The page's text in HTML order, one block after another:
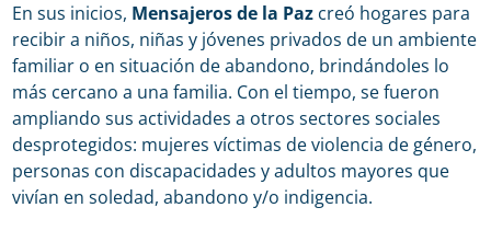
En sus inicios, Mensajeros de la Paz creó hogares para
recibir a niños, niñas y jóvenes privados de un ambiente
familiar o en situación de abandono, brindándoles lo
más cercano a una familia. Con el tiempo, se fueron
ampliando sus actividades a otros sectores sociales
desprotegidos: mujeres víctimas de violencia de género,
personas con discapacidades y adultos mayores que
vivían en soledad, abandono y/o indigencia.